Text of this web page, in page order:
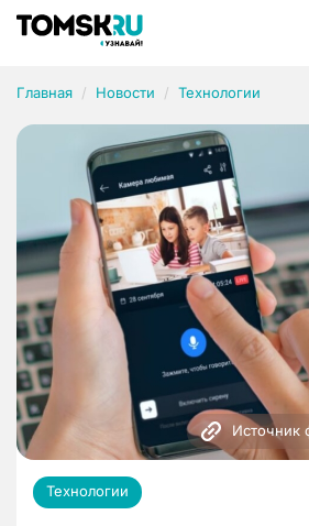
Главная Новости Технологии
Источник
Технологии